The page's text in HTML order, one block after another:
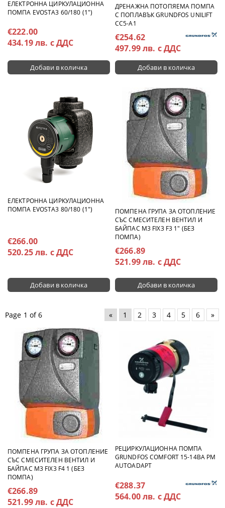
ЕЛЕКТРОННА ЦИРКУЛАЦИОННА
ПОМПА EVOSTA3 60/180 (1")
€222.00
434.19 лв. с ДДС
ДРЕНАЖНА ПОТОПЯЕМА ПОМПА
С ПОПЛАВЪК GRUNDFOS UNILIFT
CC5-A1
€254.62
497.99 лв. с ДДС
ЕЛЕКТРОННА ЦИРКУЛАЦИОННА
ПОМПА EVOSTA3 80/180 (1")
€266.00
520.25 лв. с ДДС
ПОМПЕНА ГРУПА ЗА ОТОПЛЕНИЕ
СЪС СМЕСИТЕЛЕН ВЕНТИЛ И
БАЙПАС M3 FIX3 F3 1" (БЕЗ
ПОМПА)
€266.89
521.99 лв. с ДДС
Page 1 of 6 « 1 2 3 4 5 6 »
ПОМПЕНА ГРУПА ЗА ОТОПЛЕНИЕ
СЪС СМЕСИТЕЛЕН ВЕНТИЛ И
БАЙПАС M3 FIX3 F4 1 (БЕЗ
ПОМПА)
€266.89
521.99 лв. с ДДС
РЕЦИРКУЛАЦИОННА ПОМПА
GRUNDFOS COMFORT 15-14BA PM
AUTOADAPT
€288.37
564.00 лв. с ДДС